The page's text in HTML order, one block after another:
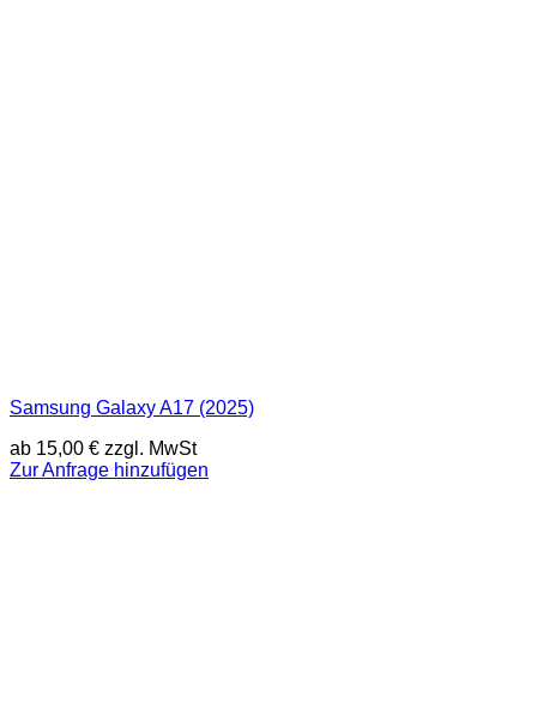
Samsung Galaxy A17 (2025)
ab 15,00 € zzgl. MwSt
Zur Anfrage hinzufügen